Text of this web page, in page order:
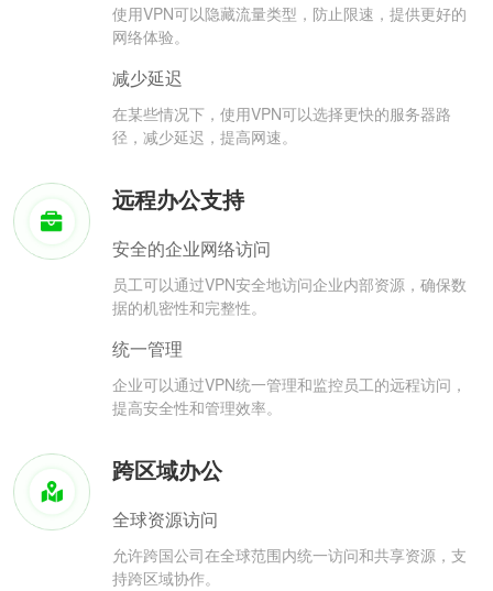
使用VPN可以隐藏流量类型，防止限速，提供更好的
网络体验。
减少延迟
在某些情况下，使用VPN可以选择更快的服务器路
径，减少延迟，提高网速。
远程办公支持
安全的企业网络访问
员工可以通过VPN安全地访问企业内部资源，确保数
据的机密性和完整性。
统一管理
企业可以通过VPN统一管理和监控员工的远程访问，
提高安全性和管理效率。
跨区域办公
全球资源访问
允许跨国公司在全球范围内统一访问和共享资源，支
持跨区域协作。